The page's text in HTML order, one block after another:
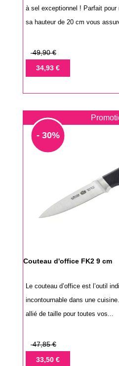
à sel exceptionnel ! Parfait pour
sa hauteur de 20 cm vous
Prix
base
49,90 €
Prix34,93 €
- 30%
Couteau d'office FK2 9 cm
Le couteau d’office est l’outil
incontournable dans une
allié de taille pour toutes vos...
Prix
47,85 €
Prix33,50 €